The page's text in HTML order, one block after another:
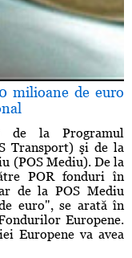
milioane de euro
de la Programul
Transport) şi de la
(POS Mediu). De la
POR fonduri în
de la POS Mediu
euro", se arată în
Europene.
Europene va avea